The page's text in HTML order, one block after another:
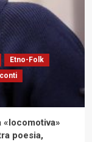
Etno-Folk
poesia,